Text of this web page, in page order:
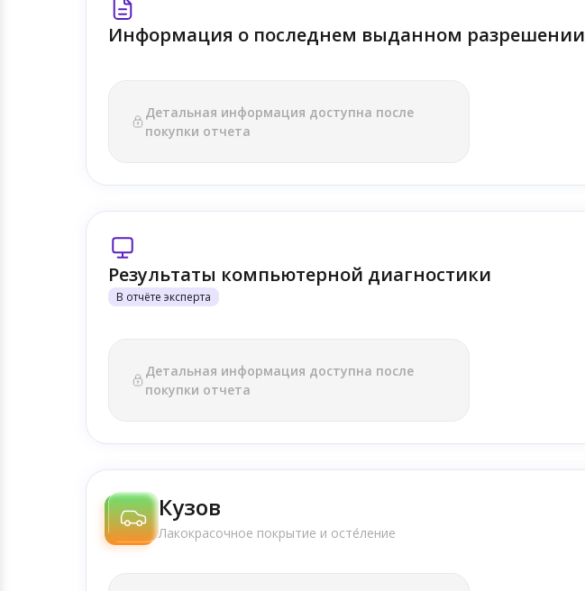
Информация о последнем выданном разрешении
Детальная информация доступна после
покупки отчета
Результаты компьютерной диагностики
В отчёте эксперта
Детальная информация доступна после
покупки отчета
Кузов
Лакокрасочное покрытие и осте́ление